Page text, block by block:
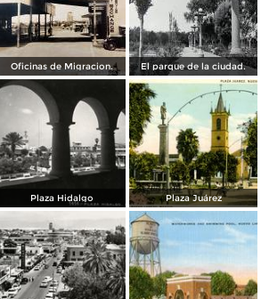
Oficinas de Migracion. El parque de la ciudad.
Plaza Hidalgo Plaza Juárez